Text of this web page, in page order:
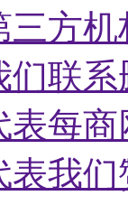
方
联
每
我